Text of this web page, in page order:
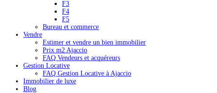
F3
F4
F5
Bureau et commerce
Vendre
Estimer et vendre un bien immobilier
Prix m2 Ajaccio
FAQ Vendeurs et acquéreurs
Gestion Locative
FAQ Gestion Locative à Ajaccio
Immobilier de luxe
Blog